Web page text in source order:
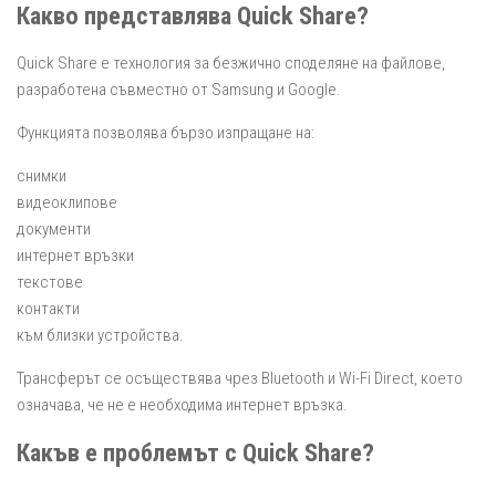
Какво представлява Quick Share?
Quick Share е технология за безжично споделяне на файлове,
разработена съвместно от Samsung и Google.
Функцията позволява бързо изпращане на:
снимки
видеоклипове
документи
интернет връзки
текстове
контакти
към близки устройства.
Трансферът се осъществява чрез Bluetooth и Wi-Fi Direct, което
означава, че не е необходима интернет връзка.
Какъв е проблемът с Quick Share?